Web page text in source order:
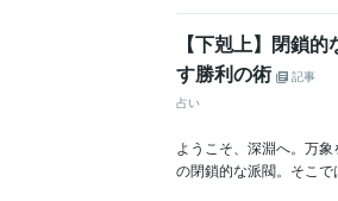
【下剋上】閉鎖
す勝利の術
記事
占い
ようこそ、深淵へ。万
の閉鎖的な派閥。そこ